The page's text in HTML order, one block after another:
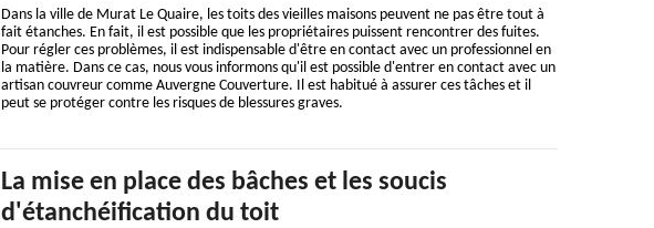
Dans la ville de Murat Le Quaire, les toits des vieilles maisons peuvent ne pas être tout à
fait étanches. En fait, il est possible que les propriétaires puissent rencontrer des fuites.
Pour régler ces problèmes, il est indispensable d'être en contact avec un professionnel en
la matière. Dans ce cas, nous vous informons qu'il est possible d'entrer en contact avec un
artisan couvreur comme Auvergne Couverture. Il est habitué à assurer ces tâches et il
peut se protéger contre les risques de blessures graves.
La mise en place des bâches et les soucis
d'étanchéification du toit